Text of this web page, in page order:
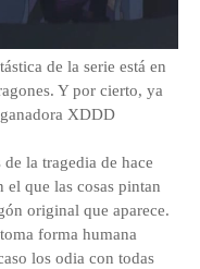
de la serie está en
Y por cierto, ya
XDDD
la tragedia de hace
el que las cosas pintan
original que aparece.
forma humana
los odia con todas